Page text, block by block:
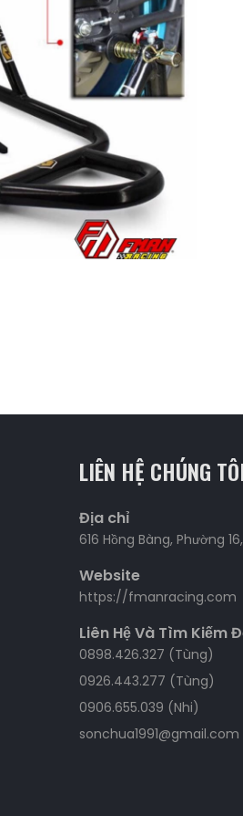
LIÊN HỆ CHÚNG
Địa chỉ
616 Hồng Bàng, Phường
Website
https://fmanracing.com
Liên Hệ Và Tìm Kiếm
0898.426.327 (Tùng)
0926.443.277 (Tùng)
0906.655.039 (Nhi)
sonchua1991@gmail.com